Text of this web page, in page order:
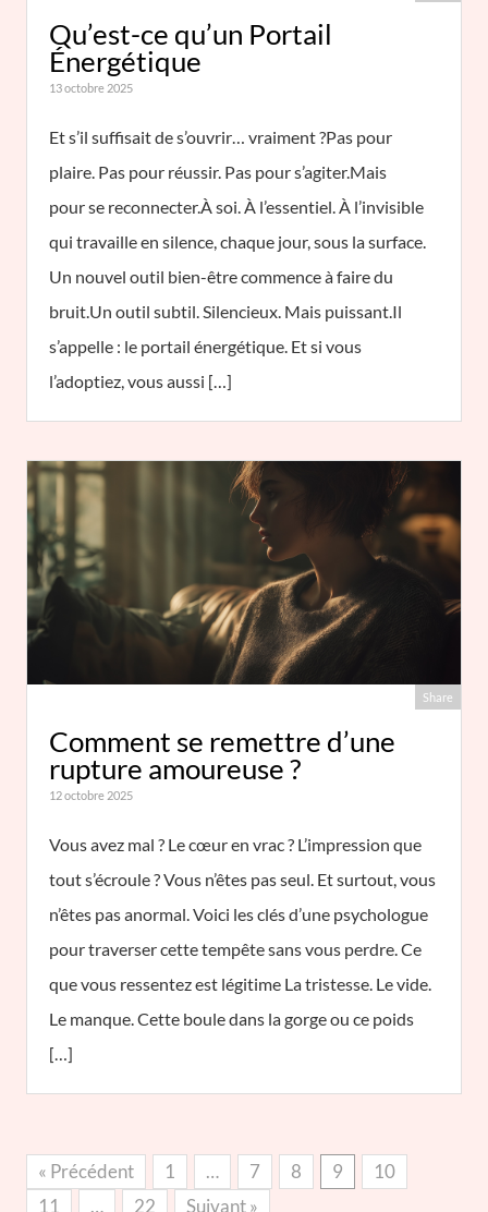
Qu’est-ce qu’un Portail
Énergétique
13 octobre 2025
Et s’il suffisait de s’ouvrir… vraiment ?Pas pour
plaire. Pas pour réussir. Pas pour s’agiter.Mais
pour se reconnecter.À soi. À l’essentiel. À l’invisible
qui travaille en silence, chaque jour, sous la surface.
Un nouvel outil bien-être commence à faire du
bruit.Un outil subtil. Silencieux. Mais puissant.Il
s’appelle : le portail énergétique. Et si vous
l’adoptiez, vous aussi […]
Share
Comment se remettre d’une
rupture amoureuse ?
12 octobre 2025
Vous avez mal ? Le cœur en vrac ? L’impression que
tout s’écroule ? Vous n’êtes pas seul. Et surtout, vous
n’êtes pas anormal. Voici les clés d’une psychologue
pour traverser cette tempête sans vous perdre. Ce
que vous ressentez est légitime La tristesse. Le vide.
Le manque. Cette boule dans la gorge ou ce poids
[…]
« Précédent 1 … 7 8 9
10
11
… 22 Suivant »